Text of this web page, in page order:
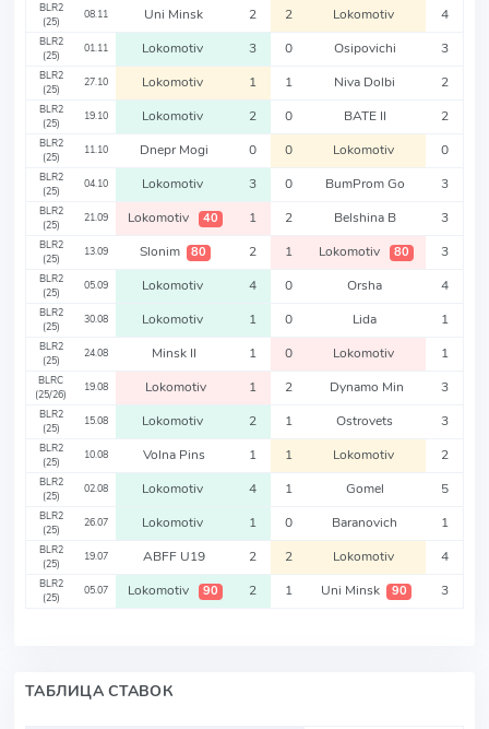
BLR2
(25)
08.11 Uni Minsk 2 2 Lokomotiv 4
BLR2
(25)
01.11 Lokomotiv 3 0 Osipovichi 3
BLR2
(25)
27.10 Lokomotiv 1 1 Niva Dolbi 2
BLR2
(25)
19.10 Lokomotiv 2 0 BATE II 2
BLR2
(25)
11.10 Dnepr Mogi 0 0 Lokomotiv 0
BLR2
(25)
04.10 Lokomotiv 3 0 BumProm Go 3
BLR2
(25)
21.09 Lokomotiv 40 1 2 Belshina B 3
BLR2
(25)
13.09 Slonim 80 2 1 Lokomotiv 80 3
BLR2
(25)
05.09 Lokomotiv 4 0 Orsha 4
BLR2
(25)
30.08 Lokomotiv 1 0 Lida 1
BLR2
(25)
24.08 Minsk II 1 0 Lokomotiv 1
BLRC
(25/26)
19.08 Lokomotiv 1 2 Dynamo Min 3
BLR2
(25)
15.08 Lokomotiv 2 1 Ostrovets 3
BLR2
(25)
10.08 Volna Pins 1 1 Lokomotiv 2
BLR2
(25)
02.08 Lokomotiv 4 1 Gomel 5
BLR2
(25)
26.07 Lokomotiv 1 0 Baranovich 1
BLR2
(25)
19.07 ABFF U19 2 2 Lokomotiv 4
BLR2
(25)
05.07 Lokomotiv 90 2 1 Uni Minsk 90 3
ТАБЛИЦА СТАВОК